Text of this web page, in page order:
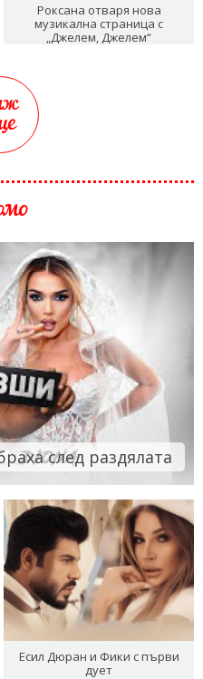
Роксана отваря нова
музикална страница с
„Джелем, Джелем“
след раздялата
Есил Дюран и Фики с първи
дует